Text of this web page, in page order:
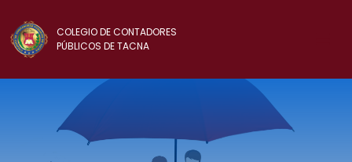
COLEGIO DE CONTADORES
PÚBLICOS DE TACNA